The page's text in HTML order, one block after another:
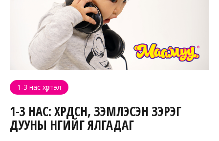
1-3 нас хүртэл
1-3 НАС: ӨХӨӨРДСӨН, ЗЭМЛЭСЭН ЗЭРЭГ
ДУУНЫ ӨНГИЙГ ЯЛГАДАГ